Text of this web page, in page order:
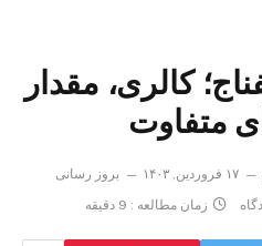
کالری، مقدار
متفاوت
۱۷ فروردین, ۱۴۰۳
بروز رسانی
زمان مطالعه : 9 دقیقه